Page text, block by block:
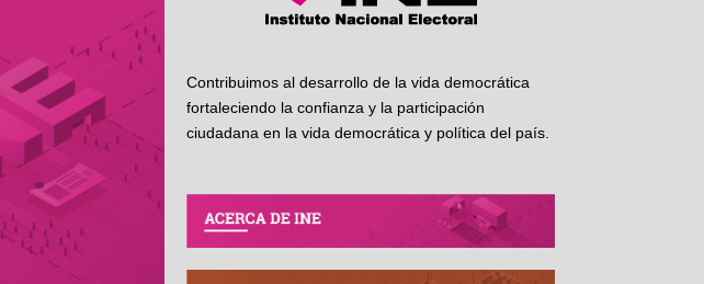
Contribuimos al desarrollo de la vida democrática
fortaleciendo la confianza y la participación
ciudadana en la vida democrática y política del país.